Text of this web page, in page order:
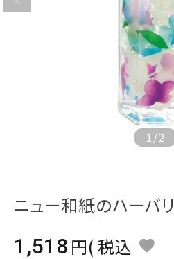
最新のチラシはこちら
1/2
ニュー和紙のハーバリ
1,518
税込